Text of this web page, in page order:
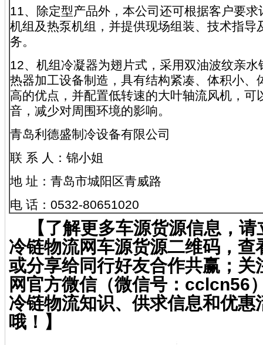
11、除定型产品外，本公司还可根据客户要求
机组及热泵机组，并提供现场组装、技术指导
务。
12、机组冷凝器为翅片式，采用双油波纹亲水
热器加工设备制造，具有结构紧凑、体积小、
高的优点，并配置低转速的大叶轴流风机，可
音，减少对周围环境的影响。
青岛利德盛制冷设备有限公司
联 系 人：锦小姐
地 址：青岛市城阳区青威路
电 话：0532-80651020
【了解更多车源货源信息，
冷链物流网车源货源二维码，查
或分享给同行好友合作共赢；关
网官方微信（微信号：cclcn56
冷链物流知识、供求信息和优惠
哦！】